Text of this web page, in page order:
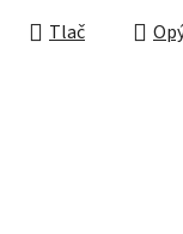
Tlač